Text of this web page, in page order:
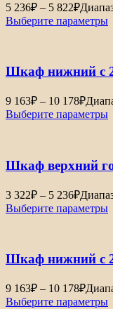
5 236₽ – 5 822₽
Выберите параметры
Шкаф нижний с
9 163₽ – 10 178₽
Выберите параметры
Шкаф верхний
3 322₽ – 5 236₽
Выберите параметры
Шкаф нижний с
9 163₽ – 10 178₽
Выберите параметры